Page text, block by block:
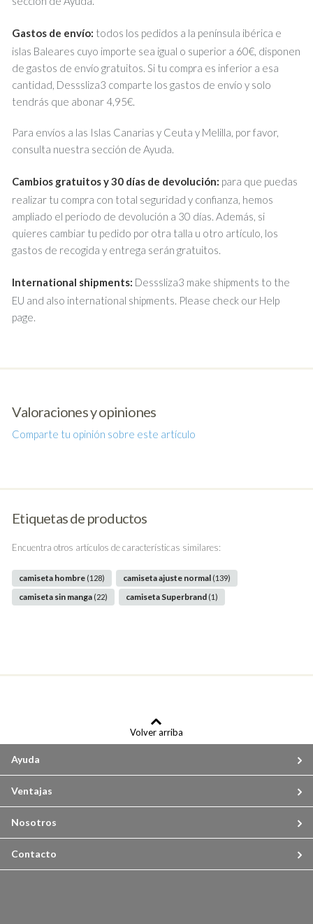
Gastos de envío: todos los pedidos a la península ibérica e
islas Baleares cuyo importe sea igual o superior a 60€, disponen
de gastos de envío gratuitos. Si tu compra es inferior a esa
cantidad, Desssliza3 comparte los gastos de envío y solo
tendrás que abonar 4,95€.
Para envíos a las Islas Canarias y Ceuta y Melilla, por favor,
consulta nuestra sección de Ayuda.
Cambios gratuitos y 30 días de devolución: para que puedas
realizar tu compra con total seguridad y confianza, hemos
ampliado el periodo de devolución a 30 días. Además, si
quieres cambiar tu pedido por otra talla u otro artículo, los
gastos de recogida y entrega serán gratuitos.
International shipments: Desssliza3 make shipments to the
EU and also international shipments. Please check our Help
page.
Valoraciones y opiniones
Comparte tu opinión sobre este artículo
Etiquetas de productos
Encuentra otros artículos de características similares:
camiseta hombre (128) camiseta ajuste normal (139)
camiseta sin manga (22) camiseta Superbrand (1)
Volver arriba
Ayuda
Ventajas
Nosotros
Contacto